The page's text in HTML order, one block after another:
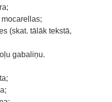
(skat. tālāk tekstā,
gabaliņu.